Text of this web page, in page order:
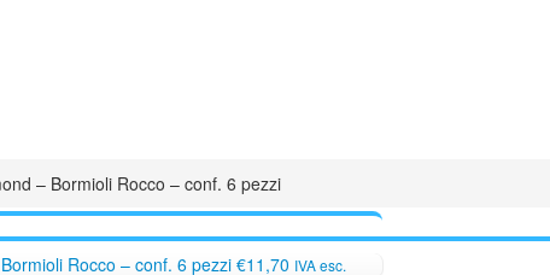
– Bormioli Rocco – conf. 6 pezzi
Rocco – conf. 6 pezzi €11,70 IVA esc.